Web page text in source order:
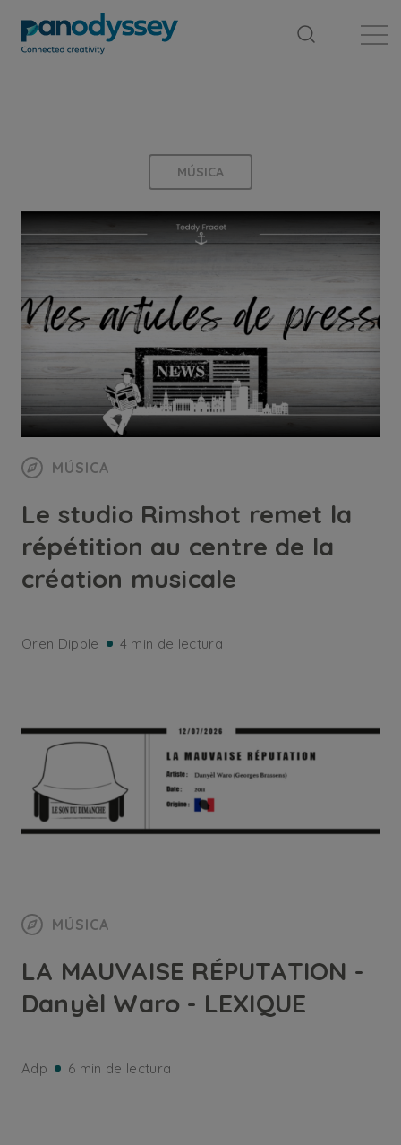
MÚSICA
MÚSICA
Le studio Rimshot remet la
répétition au centre de la
création musicale
Oren Dipple 4 min de lectura
MÚSICA
LA MAUVAISE RÉPUTATION -
Danyèl Waro - LEXIQUE
Adp 6 min de lectura